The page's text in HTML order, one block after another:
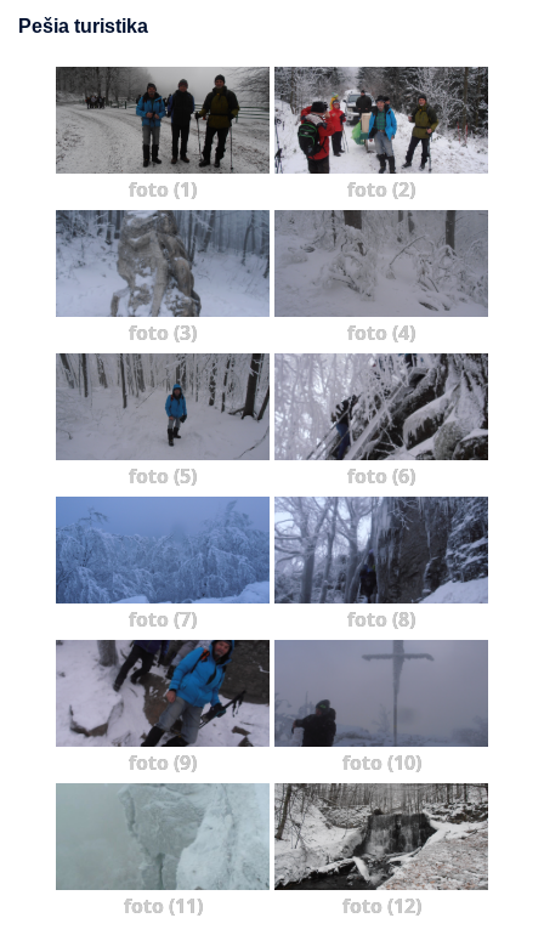
Pešia turistika
foto (1) foto (2)
foto (3) foto (4)
foto (5) foto (6)
foto (7) foto (8)
foto (9) foto (10)
foto (11) foto (12)